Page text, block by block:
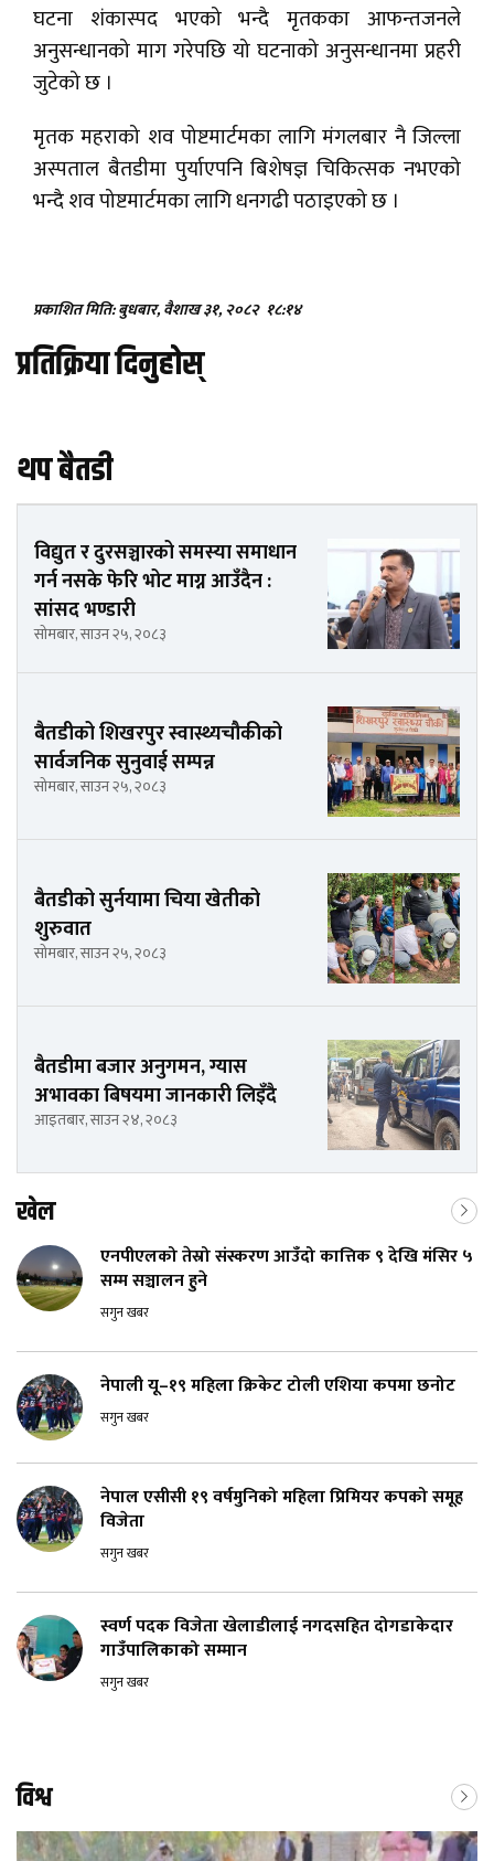
घटना शंकास्पद भएको भन्दै मृतकका आफन्तजनले
अनुसन्धानको माग गरेपछि यो घटनाको अनुसन्धानमा प्रहरी
जुटेको छ ।
मृतक महराको शव पोष्टमार्टमका लागि मंगलबार नै जिल्ला
अस्पताल बैतडीमा पुर्याएपनि बिशेषज्ञ चिकित्सक नभएको
भन्दै शव पोष्टमार्टमका लागि धनगढी पठाइएको छ ।
प्रकाशित मिति: बुधबार, वैशाख ३१, २०८२ १८:१४
प्रतिक्रिया दिनुहोस्
थप बैतडी
विद्युत र दुरसञ्चारको समस्या समाधान
गर्न नसके फेरि भोट माग्न आउँदैन :
सांसद भण्डारी
सोमबार, साउन २५, २०८३
बैतडीको शिखरपुर स्वास्थ्यचौकीको
सार्वजनिक सुनुवाई सम्पन्न
सोमबार, साउन २५, २०८३
बैतडीको सुर्नयामा चिया खेतीको
शुरुवात
सोमबार, साउन २५, २०८३
बैतडीमा बजार अनुगमन, ग्यास
अभावका बिषयमा जानकारी लिइँदै
आइतबार, साउन २४, २०८३
खेल
एनपीएलको तेस्रो संस्करण आउँदो कात्तिक ९ देखि मंसिर ५
सम्म सञ्चालन हुने
सगुन खबर
नेपाली यू–१९ महिला क्रिकेट टोली एशिया कपमा छनोट
सगुन खबर
नेपाल एसीसी १९ वर्षमुनिको महिला प्रिमियर कपको समूह
विजेता
सगुन खबर
स्वर्ण पदक विजेता खेलाडीलाई नगदसहित दोगडाकेदार
गाउँपालिकाको सम्मान
सगुन खबर
विश्व